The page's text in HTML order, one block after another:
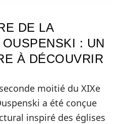
DE LA
: UN
À DÉCOUVRIR
moitié du XIXe
a été conçue
inspiré des églises